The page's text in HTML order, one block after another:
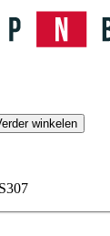
winkelen